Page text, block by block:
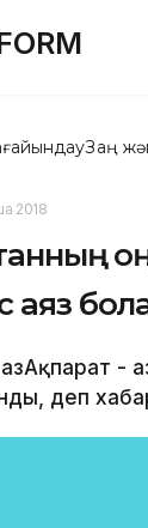
Заң
2018
аяз
-
деп